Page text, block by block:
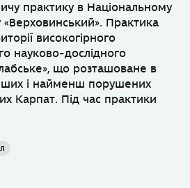
практику в Національному
Практика
високогірного
науково-дослідного
що розташоване в
і найменш порушених
Карпат. Під час практики